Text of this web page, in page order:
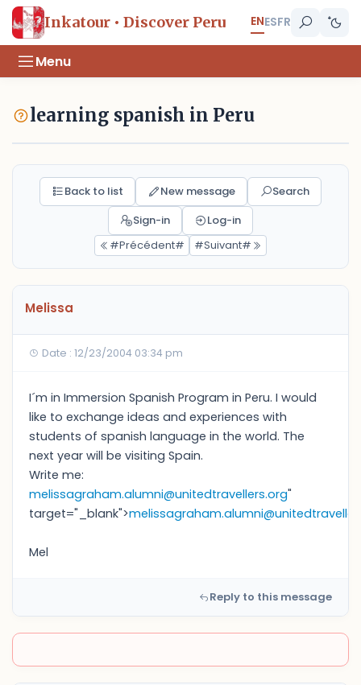
Inkatour • Discover Peru ENESFR
Menu
learning spanish in Peru
Back to list New message
Search
Sign-in
Log-in
#Précédent#
#Suivant#
Melissa
Date : 12/23/2004 03:34 pm
I´m in Immersion Spanish Program in Peru. I would
like to exchange ideas and experiences with
students of spanish language in the world. The
next year will be visiting Spain.
Write me:
melissagraham.alumni@unitedtravellers.org"
target="_blank">
Mel
Reply to this message